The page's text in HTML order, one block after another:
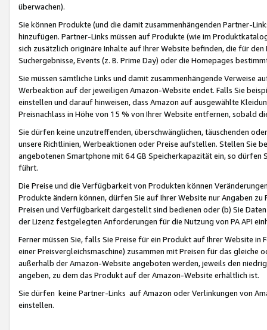
überwachen).
Sie können Produkte (und die damit zusammenhängenden Partner-
hinzufügen. Partner-Links müssen auf Produkte (wie im
sich zusätzlich originäre Inhalte auf Ihrer Website befinden, die für
Suchergebnisse, Events (z. B. Prime Day) oder die Homepages
Sie müssen sämtliche Links und damit zusammenhängende
Werbeaktion auf der jeweiligen Amazon-Website endet. Falls Sie
einstellen und darauf hinweisen, dass Amazon auf ausgewählte
Preisnachlass in Höhe von 15 % von Ihrer Website entfernen, sobald
Sie dürfen keine unzutreffenden, überschwänglichen, täuschenden
unsere Richtlinien, Werbeaktionen oder Preise aufstellen. Stellen Sie
angebotenen Smartphone mit 64 GB Speicherkapazität ein, so dürfen
führt.
Die Preise und die Verfügbarkeit von Produkten können
Produkte ändern können, dürfen Sie auf Ihrer Website nur Angaben
Preisen und Verfügbarkeit dargestellt sind bedienen oder (b) Sie
der Lizenz festgelegten Anforderungen für die Nutzung von PA API
Ferner müssen Sie, falls Sie Preise für ein Produkt auf Ihrer Website
einer Preisvergleichsmaschine) zusammen mit Preisen für das
außerhalb der Amazon-Website angeboten werden, jeweils den
angeben, zu dem das Produkt auf der Amazon-Website erhältlich ist.
Sie dürfen keine Partner-Links auf Amazon oder Verlinkungen von
einstellen.